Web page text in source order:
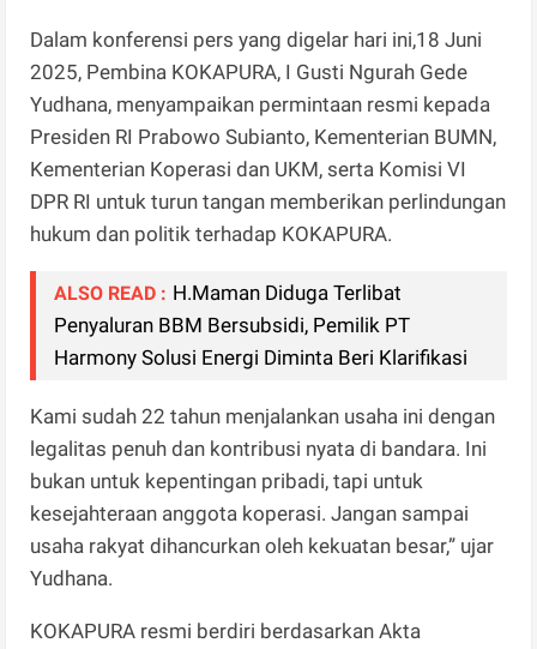
Dalam konferensi pers yang digelar hari ini,18 Juni
2025, Pembina KOKAPURA, I Gusti Ngurah Gede
Yudhana, menyampaikan permintaan resmi kepada
Presiden RI Prabowo Subianto, Kementerian BUMN,
Kementerian Koperasi dan UKM, serta Komisi VI
DPR RI untuk turun tangan memberikan perlindungan
hukum dan politik terhadap KOKAPURA.
ALSO READ : H.Maman Diduga Terlibat
Penyaluran BBM Bersubsidi, Pemilik PT
Harmony Solusi Energi Diminta Beri Klarifikasi
Kami sudah 22 tahun menjalankan usaha ini dengan
legalitas penuh dan kontribusi nyata di bandara. Ini
bukan untuk kepentingan pribadi, tapi untuk
kesejahteraan anggota koperasi. Jangan sampai
usaha rakyat dihancurkan oleh kekuatan besar,” ujar
Yudhana.
KOKAPURA resmi berdiri berdasarkan Akta